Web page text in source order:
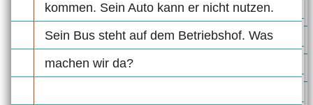
kommen. Sein Auto kann er nicht nutzen.
Sein Bus steht auf dem Betriebshof. Was
machen wir da?